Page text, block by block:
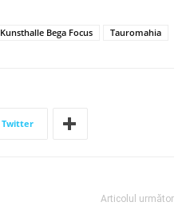
Kunsthalle Bega Focus Tauromahia
Twitter
Articolul următor